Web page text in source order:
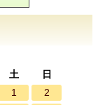
土
日
1
2